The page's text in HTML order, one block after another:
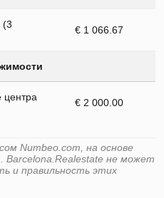
(3
€ 1 066.67
центра
€ 2 000.00
Numbeo.com, на основе
Barcelona.Realestate не может
и правильность этих